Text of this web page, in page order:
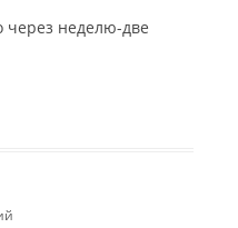
через неделю-две